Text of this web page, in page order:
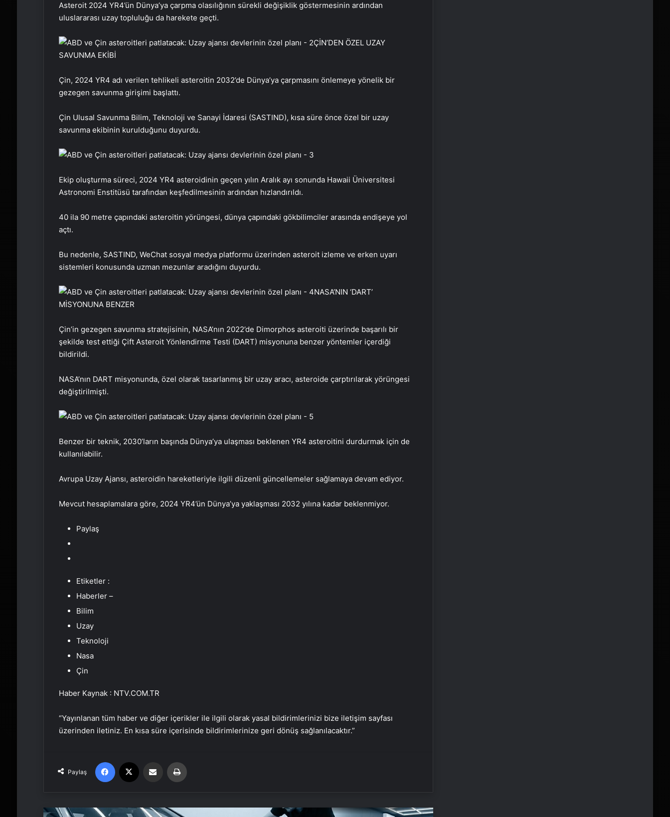
Asteroit 2024 YR4’ün Dünya’ya çarpma olasılığının sürekli değişiklik göstermesinin ardından
uluslararası uzay topluluğu da harekete geçti.
ÇİN’DEN ÖZEL UZAY
SAVUNMA EKİBİ
Çin, 2024 YR4 adı verilen tehlikeli asteroitin 2032’de Dünya’ya çarpmasını önlemeye yönelik bir
gezegen savunma girişimi başlattı.
Çin Ulusal Savunma Bilim, Teknoloji ve Sanayi İdaresi (SASTIND), kısa süre önce özel bir uzay
savunma ekibinin kurulduğunu duyurdu.
Ekip oluşturma süreci, 2024 YR4 asteroidinin geçen yılın Aralık ayı sonunda Hawaii Üniversitesi
Astronomi Enstitüsü tarafından keşfedilmesinin ardından hızlandırıldı.
40 ila 90 metre çapındaki asteroitin yörüngesi, dünya çapındaki gökbilimciler arasında endişeye yol
açtı.
Bu nedenle, SASTIND, WeChat sosyal medya platformu üzerinden asteroit izleme ve erken uyarı
sistemleri konusunda uzman mezunlar aradığını duyurdu.
NASA’NIN ‘DART’
MİSYONUNA BENZER
Çin’in gezegen savunma stratejisinin, NASA’nın 2022’de Dimorphos asteroiti üzerinde başarılı bir
şekilde test ettiği Çift Asteroit Yönlendirme Testi (DART) misyonuna benzer yöntemler içerdiği
bildirildi.
NASA’nın DART misyonunda, özel olarak tasarlanmış bir uzay aracı, asteroide çarptırılarak yörüngesi
değiştirilmişti.
Benzer bir teknik, 2030’ların başında Dünya’ya ulaşması beklenen YR4 asteroitini durdurmak için de
kullanılabilir.
Avrupa Uzay Ajansı, asteroidin hareketleriyle ilgili düzenli güncellemeler sağlamaya devam ediyor.
Mevcut hesaplamalara göre, 2024 YR4’ün Dünya’ya yaklaşması 2032 yılına kadar beklenmiyor.
Paylaş
Etiketler :
Haberler –
Bilim
Uzay
Teknoloji
Nasa
Çin
Haber Kaynak : NTV.COM.TR
“Yayınlanan tüm haber ve diğer içerikler ile ilgili olarak yasal bildirimlerinizi bize iletişim sayfası
üzerinden iletiniz. En kısa süre içerisinde bildirimlerinize geri dönüş sağlanılacaktır.”
Paylaş
Facebook Email'den paylaş
Yapay zeka destekli Siri, iPhone 19